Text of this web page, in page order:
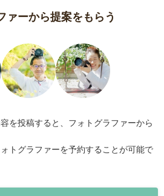
ァーから提案をもらう
を投稿すると、フォトグラファーから
トグラファーを予約することが可能で